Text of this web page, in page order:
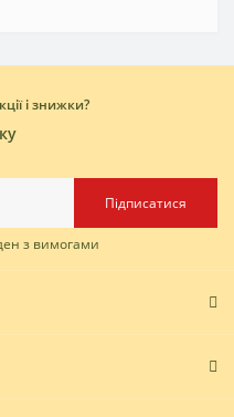
і знижки?
Підписатися
з вимогами